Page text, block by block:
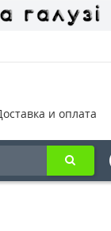
и оплата